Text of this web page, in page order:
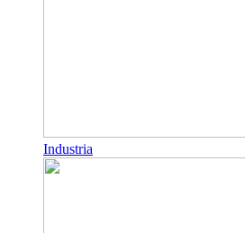
Industria